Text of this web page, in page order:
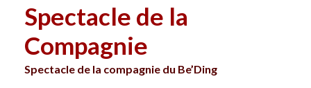
Spectacle de la
Compagnie
Spectacle de la compagnie du Be’Ding